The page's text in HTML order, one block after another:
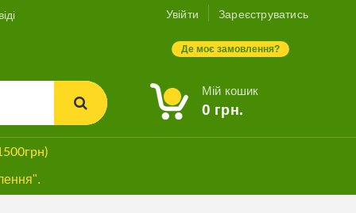
Увійти Зареєструватись
Де моє замовлення?
Мій кошик
0 грн.